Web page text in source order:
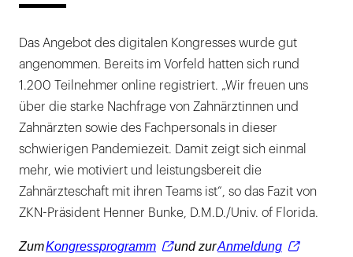
Das Angebot des digitalen Kongresses wurde gut
angenommen. Bereits im Vorfeld hatten sich rund
1.200 Teilnehmer online registriert. „Wir freuen uns
über die starke Nachfrage von Zahnärztinnen und
Zahnärzten sowie des Fachpersonals in dieser
schwierigen Pandemiezeit. Damit zeigt sich einmal
mehr, wie motiviert und leistungsbereit die
Zahnärzteschaft mit ihren Teams ist“, so das Fazit von
ZKN-Präsident Henner Bunke, D.M.D./Univ. of Florida.
ZumKongressprogramm und zurAnmeldung